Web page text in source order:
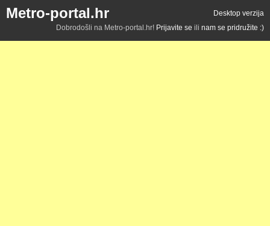
Metro-portal.hr
Desktop verzija
Dobrodošli na Metro-portal.hr! Prijavite se ili nam se pridružite :)